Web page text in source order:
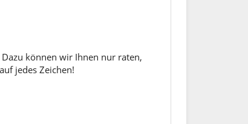
können wir Ihnen nur raten,
jedes Zeichen!